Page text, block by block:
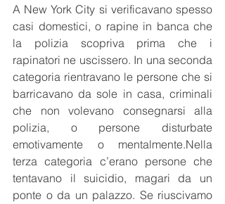
A New York City si verificavano spesso
casi domestici, o rapine in banca che
la polizia scopriva prima che i
rapinatori ne uscissero. In una seconda
categoria rientravano le persone che si
barricavano da sole in casa, criminali
che non volevano consegnarsi alla
polizia, o persone disturbate
emotivamente o mentalmente.Nella
terza categoria c’erano persone che
tentavano il suicidio, magari da un
ponte o da un palazzo. Se riuscivamo